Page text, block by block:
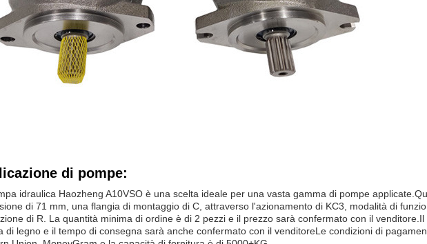
di pompe:
idraulica Haozheng A10VSO è una scelta ideale per una vasta gamma di pompe
di 71 mm, una flangia di montaggio di C, attraverso l'azionamento di KC3, modalità di
di R. La quantità minima di ordine è di 2 pezzi e il prezzo sarà confermato con il
di legno e il tempo di consegna sarà anche confermato con il venditoreLe condizioni di